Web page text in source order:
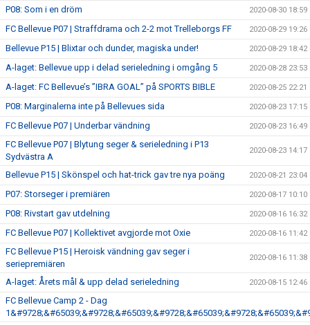
P08: Som i en dröm 2020-08-30 18:59
FC Bellevue P07 | Straffdrama och 2-2 mot Trelleborgs FF 2020-08-29 19:26
Bellevue P15 | Blixtar och dunder, magiska under! 2020-08-29 18:42
A-laget: Bellevue upp i delad serieledning i omgång 5 2020-08-28 23:53
A-laget: FC Bellevue’s ”IBRA GOAL” på SPORTS BIBLE 2020-08-25 22:21
P08: Marginalerna inte på Bellevues sida 2020-08-23 17:15
FC Bellevue P07 | Underbar vändning 2020-08-23 16:49
FC Bellevue P07 | Blytung seger & serieledning i P13
Sydvästra A
2020-08-23 14:17
Bellevue P15 | Skönspel och hat-trick gav tre nya poäng 2020-08-21 23:04
P07: Storseger i premiären 2020-08-17 10:10
P08: Rivstart gav utdelning 2020-08-16 16:32
FC Bellevue P07 | Kollektivet avgjorde mot Oxie 2020-08-16 11:42
FC Bellevue P15 | Heroisk vändning gav seger i
seriepremiären
2020-08-16 11:38
A-laget: Årets mål & upp delad serieledning 2020-08-15 12:46
FC Bellevue Camp 2 - Dag